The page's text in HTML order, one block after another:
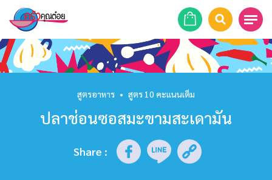
หน้าแรก
ร้านอาหาร
รายการย้อนหลัง
สูตรอาหาร • สูตร 10 คะแนนเต็ม
ปลาช่อนซอสมะขามสะเดามัน
Share :